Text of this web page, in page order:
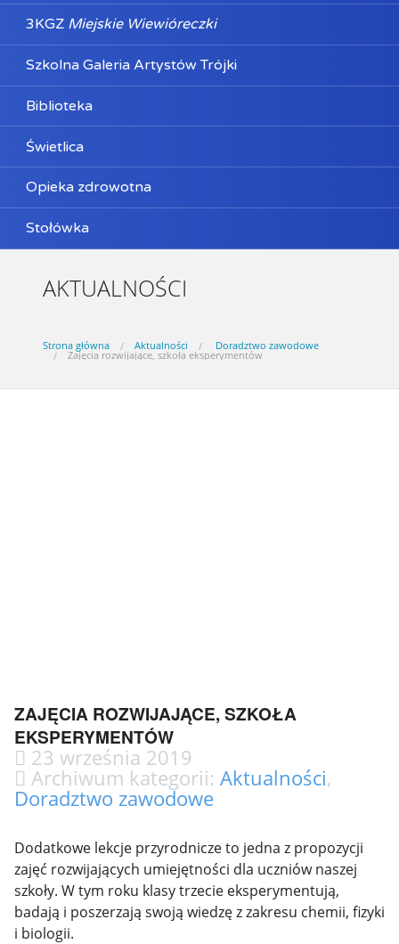
3KGZ Miejskie Wiewióreczki
Szkolna Galeria Artystów Trójki
Biblioteka
Świetlica
Opieka zdrowotna
Stołówka
AKTUALNOŚCI
Strona główna Aktualności Doradztwo zawodowe
Zajęcia rozwijające, szkoła eksperymentów
ZAJĘCIA ROZWIJAJĄCE, SZKOŁA
EKSPERYMENTÓW
23 września 2019
Archiwum kategorii: Aktualności,
Doradztwo zawodowe
Dodatkowe lekcje przyrodnicze to jedna z propozycji
zajęć rozwijających umiejętności dla uczniów naszej
szkoły. W tym roku klasy trzecie eksperymentują,
badają i poszerzają swoją wiedzę z zakresu chemii, fizyki
i biologii.